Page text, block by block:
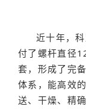
近十年，
付了螺杆直径
套，形成了完
体系，能高效
送、干燥、精